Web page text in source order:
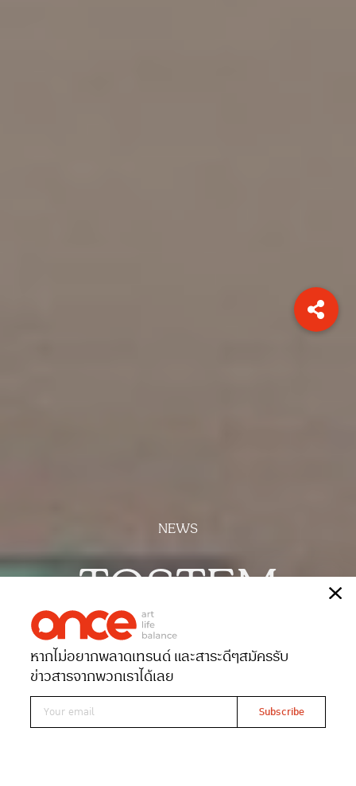
NEWS
TOSTEM
เรื่องONCE-team
Date 30-05-2025Views 619
หากไม่อยากพลาดเทรนด์ และสาระดีๆสมัครรับ
ข่าวสารจากพวกเราได้เลย